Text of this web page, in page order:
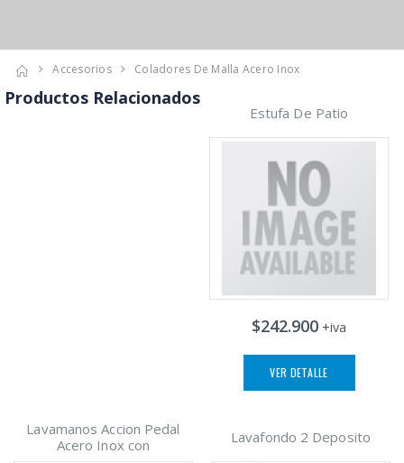
Accesorios Coladores De Malla Acero Inox
Productos Relacionados
Estufa De Patio
$242.900 +iva
VER DETALLE
Lavamanos Accion Pedal
Acero Inox con
Lavafondo 2 Deposito